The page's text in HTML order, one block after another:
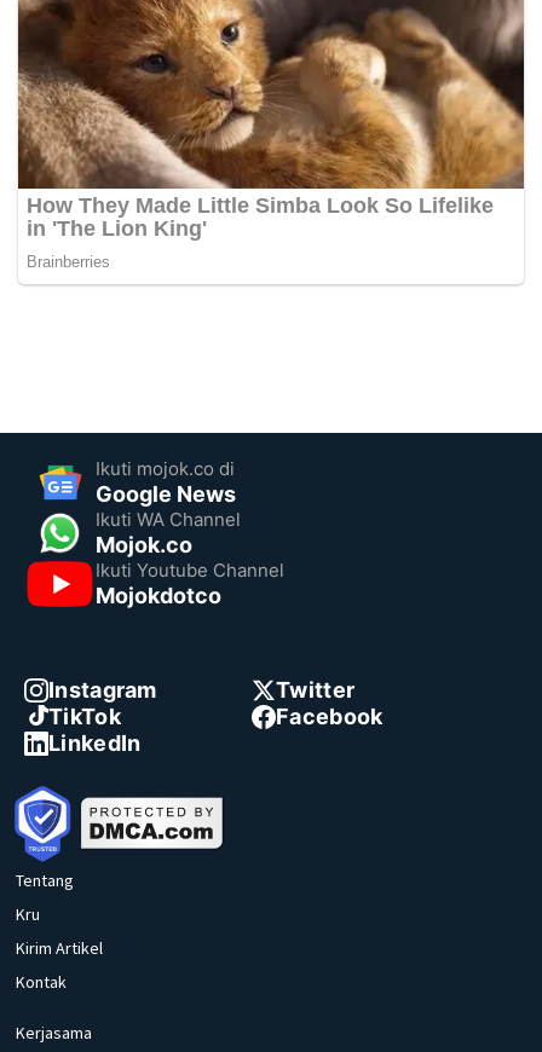
Ikuti mojok.co di
Google News
Ikuti WA Channel
Mojok.co
Ikuti Youtube Channel
Mojokdotco
Instagram
Twitter
TikTok
Facebook
LinkedIn
Tentang
Kru
Kirim Artikel
Kontak
Kerjasama